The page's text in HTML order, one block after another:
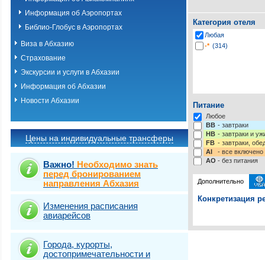
Информация об Аэропортах
Библио-Глобус в Аэропортах
Виза в Абхазию
Страхование
Экскурсии и услуги в Абхазии
Информация об Абхазии
Новости Абхазии
Цены на индивидуальные трансферы
Важно! Необходимо знать
перед бронированием
направления Абхазия
Изменения расписания
авиарейсов
Города, курорты,
достопримечательности и
Категория отеля
Любая
-* (314)
Питание
Любое
BB - завтраки
HB - завтраки и
FB - завтраки,
AI
- все включено
AO - без питания
Дополнительно
Конкретизация